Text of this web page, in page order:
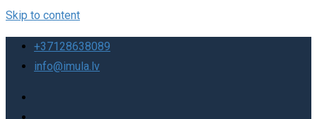
Skip to content
+37128638089
info@imula.lv